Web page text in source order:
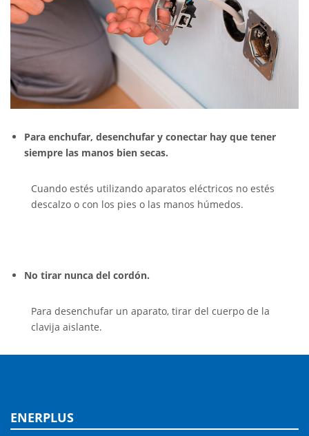
Para enchufar, desenchufar y conectar hay que tener
siempre las manos bien secas.
Cuando estés utilizando aparatos eléctricos no estés
descalzo o con los pies o las manos húmedos.
No tirar nunca del cordón.
Para desenchufar un aparato, tirar del cuerpo de la
clavija aislante.
ENERPLUS